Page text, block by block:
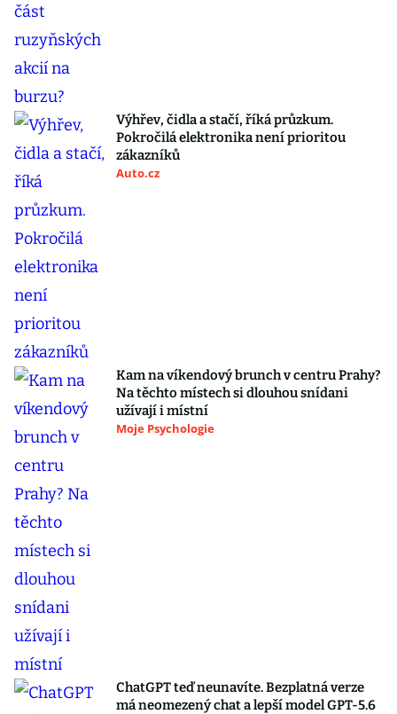
Výhřev, čidla a stačí, říká průzkum.
Pokročilá elektronika není prioritou
zákazníků
Auto.cz
Kam na víkendový brunch v centru Prahy?
Na těchto místech si dlouhou snídani
užívají i místní
Moje Psychologie
ChatGPT teď neunavíte. Bezplatná verze
má neomezený chat a lepší model GPT-5.6